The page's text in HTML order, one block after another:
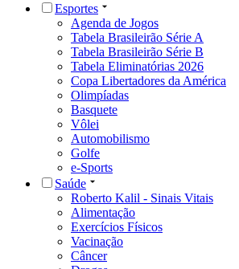
Esportes
Agenda de Jogos
Tabela Brasileirão Série A
Tabela Brasileirão Série B
Tabela Eliminatórias 2026
Copa Libertadores da América
Olimpíadas
Basquete
Vôlei
Automobilismo
Golfe
e-Sports
Saúde
Roberto Kalil - Sinais Vitais
Alimentação
Exercícios Físicos
Vacinação
Câncer